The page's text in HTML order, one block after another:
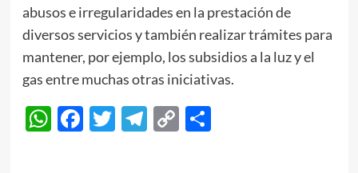
abusos e irregularidades en la prestación de
diversos servicios y también realizar trámites para
mantener, por ejemplo, los subsidios a la luz y el
gas entre muchas otras iniciativas.
WhatsApp
Facebook
Twitter
Telegram
CopyCompartir